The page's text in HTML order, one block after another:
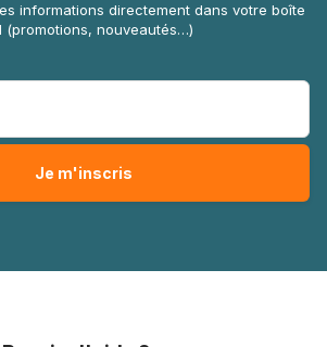
informations directement dans votre boîte
(promotions, nouveautés…)